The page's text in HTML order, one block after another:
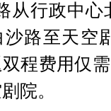
从行政中心
沙路至天空
程费用仅
院。